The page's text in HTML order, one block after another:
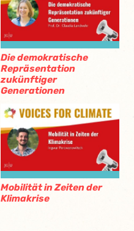
Die demokratische
Repräsentation
zukünftiger
Generationen
Mobilität in Zeiten der
Klimakrise